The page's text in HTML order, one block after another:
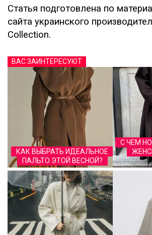
Статья подготовлена по
сайта украинского
Сollection.
ВАС ЗАИНТЕРЕСУЮТ
КАК ВЫБРАТЬ ИДЕАЛЬНОЕ
ПАЛЬТО ЭТОЙ ВЕСНОЙ?
С ЧЕМ